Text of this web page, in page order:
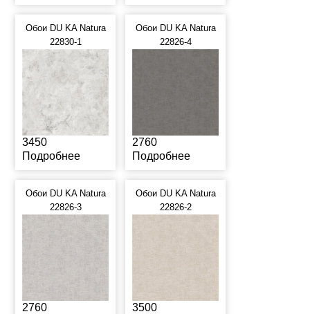
Обои DU KA Natura
22830-1
3450
Подробнее
Обои DU KA Natura
22826-4
2760
Подробнее
Обои DU KA Natura
22826-3
2760
Обои DU KA Natura
22826-2
3500